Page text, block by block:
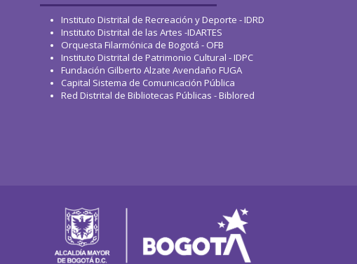
Instituto Distrital de Recreación y Deporte - IDRD
Instituto Distrital de las Artes -IDARTES
Orquesta Filarmónica de Bogotá - OFB
Instituto Distrital de Patrimonio Cultural - IDPC
Fundación Gilberto Alzate Avendaño FUGA
Capital Sistema de Comunicación Pública
Red Distrital de Bibliotecas Públicas - Biblored